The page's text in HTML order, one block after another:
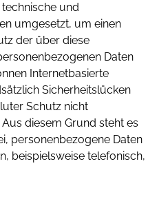
und
umgesetzt, um einen
der über diese
Daten
Internetbasierte
Sicherheitslücken
Schutz nicht
diesem Grund steht es
personenbezogene Daten
beispielsweise telefonisch,